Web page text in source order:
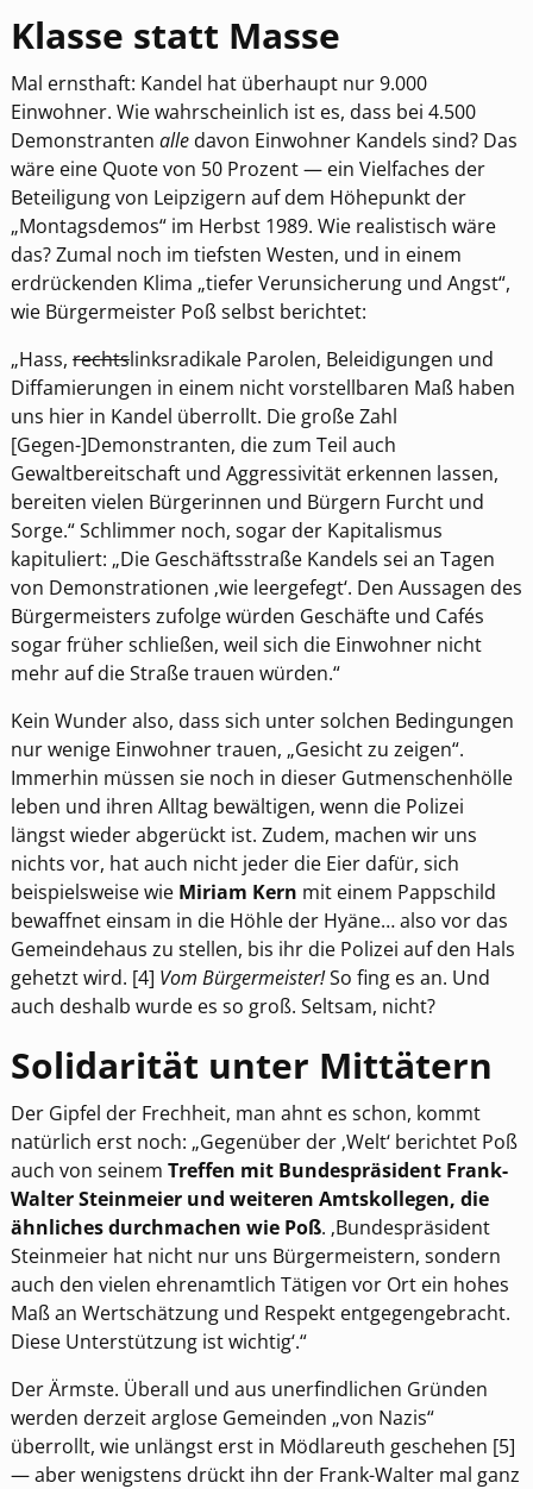
Klasse statt Masse
Mal ernsthaft: Kandel hat überhaupt nur 9.000
Einwohner. Wie wahrscheinlich ist es, dass bei 4.500
Demonstranten alledavon Einwohner Kandels sind? Das
wäre eine Quote von 50 Prozent — ein Vielfaches der
Beteiligung von Leipzigern auf dem Höhepunkt der
„Montagsdemos“ im Herbst 1989. Wie realistisch wäre
das? Zumal noch im tiefsten Westen, und in einem
erdrückenden Klima „tiefer Verunsicherung und Angst“,
wie Bürgermeister Poß selbst berichtet:
„Hass, rechtslinksradikale Parolen, Beleidigungen und
Diffamierungen in einem nicht vorstellbaren Maß haben
uns hier in Kandel überrollt. Die große Zahl
[Gegen-]Demonstranten, die zum Teil auch
Gewaltbereitschaft und Aggressivität erkennen lassen,
bereiten vielen Bürgerinnen und Bürgern Furcht und
Sorge.“ Schlimmer noch, sogar der Kapitalismus
kapituliert: „Die Geschäftsstraße Kandels sei an Tagen
von Demonstrationen ‚wie leergefegt‘. Den Aussagen des
Bürgermeisters zufolge würden Geschäfte und Cafés
sogar früher schließen, weil sich die Einwohner nicht
mehr auf die Straße trauen würden.“
Kein Wunder also, dass sich unter solchen Bedingungen
nur wenige Einwohner trauen, „Gesicht zu zeigen“.
Immerhin müssen sie noch in dieser Gutmenschenhölle
leben und ihren Alltag bewältigen, wenn die Polizei
längst wieder abgerückt ist. Zudem, machen wir uns
nichts vor, hat auch nicht jeder die Eier dafür, sich
beispielsweise wie Miriam Kern mit einem Pappschild
bewaffnet einsam in die Höhle der Hyäne… also vor das
Gemeindehaus zu stellen, bis ihr die Polizei auf den Hals
gehetzt wird. [4] Vom Bürgermeister!So fing es an. Und
auch deshalb wurde es so groß. Seltsam, nicht?
Solidarität unter Mittätern
Der Gipfel der Frechheit, man ahnt es schon, kommt
natürlich erst noch: „Gegenüber der ‚Welt‘ berichtet Poß
auch von seinem Treffen mit Bundespräsident Frank-
Walter Steinmeier und weiteren Amtskollegen, die
ähnliches durchmachen wie Poß. ‚Bundespräsident
Steinmeier hat nicht nur uns Bürgermeistern, sondern
auch den vielen ehrenamtlich Tätigen vor Ort ein hohes
Maß an Wertschätzung und Respekt entgegengebracht.
Diese Unterstützung ist wichtig‘.“
Der Ärmste. Überall und aus unerfindlichen Gründen
werden derzeit arglose Gemeinden „von Nazis“
überrollt, wie unlängst erst in Mödlareuth geschehen [5]
— aber wenigstens drückt ihn der Frank-Walter mal ganz